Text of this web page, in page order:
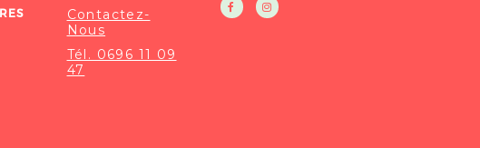
Contactez-
Nous
Tél. 0696 11 09
47